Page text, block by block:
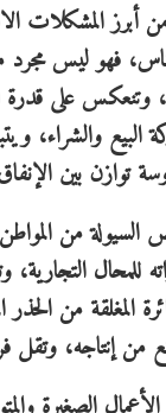
المشكلات
فهو ليس مجرد
على قدرة
البيع
توازن بين الإنفاق
من
للمحال التجارية،
المغلقة من
من إنتاجه،